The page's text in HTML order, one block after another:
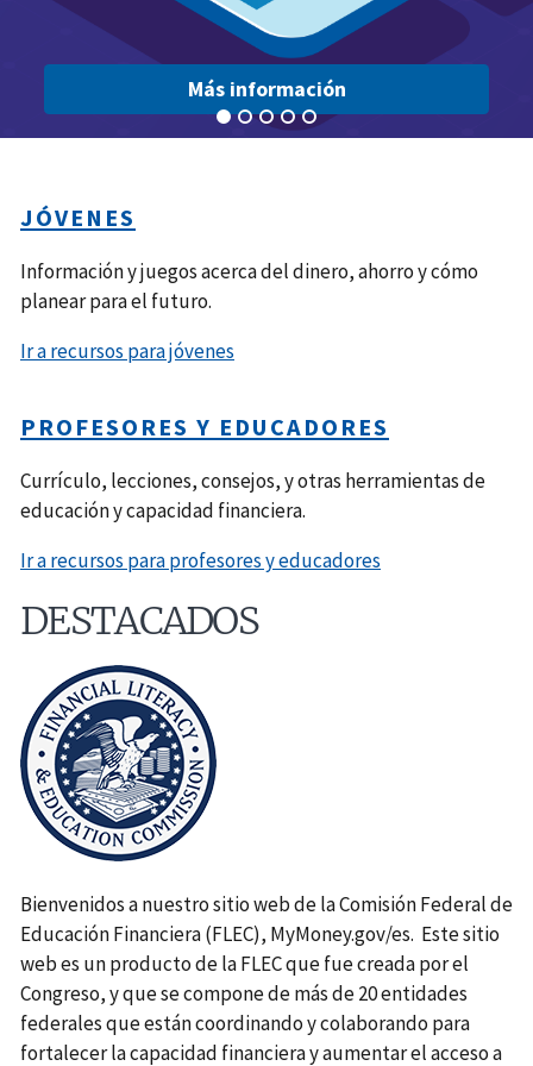
Más información
JÓVENES
Información y juegos acerca del dinero, ahorro y cómo
planear para el futuro.
Ir a recursos para jóvenes
PROFESORES Y EDUCADORES
Currículo, lecciones, consejos, y otras herramientas de
educación y capacidad financiera.
Ir a recursos para profesores y educadores
DESTACADOS
​Bienvenidos a nuestro sitio web de la Comisión Federal de
Educación Financiera (FLEC), MyMoney.gov/es. Este sitio
web es un producto de la FLEC que fue creada por el
Congreso, y que se compone de más de 20 entidades
federales que están coordinando y colaborando para
fortalecer la capacidad financiera y aumentar el acceso a